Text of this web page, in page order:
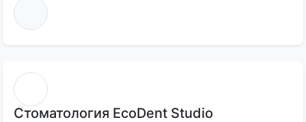
Стоматология EcoDent Studio